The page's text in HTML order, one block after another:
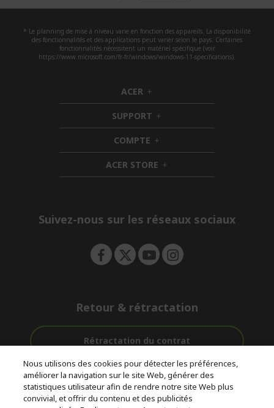
* Le planning de mise à niveau varie en fonction des appareils. La disponibilité
des fonctionnalités et des applications peut varier selon le pays. Certaines
fonctionnalités nécessitent un matériel spécifique (voir
https://www.microsoft.com/fr-fr/windows/windows-11-specifications).
ACER h
i
d
d
e
n
SUPPORT h
i
d
d
e
n
COMPTE h
i
d
d
ACER STORE h
i
e
Suivez-nous sur les réseaux sociaux
Retour & rétractation
Rétractation du contrat
Livraison
Gratuite
Accompagnement
avant et après-
vente
Avec 0%
D'intérêt
Nous utilisons des cookies pour détecter les préférences,
améliorer la navigation sur le site Web, générer des
statistiques utilisateur afin de rendre notre site Web plus
convivial, et offrir du contenu et des publicités